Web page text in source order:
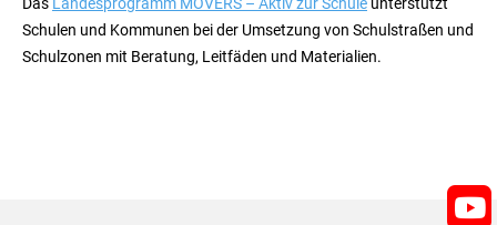
Schulen und Kommunen bei der Umsetzung von Schulstraßen und
Schulzonen mit Beratung, Leitfäden und Materialien.